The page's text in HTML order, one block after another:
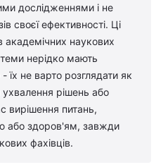
дослідженнями і не
своєї ефективності. Ці
наукових
нерідко мають
не варто розглядати як
ухвалення рішень або
вирішення питань,
або здоров'ям, завжди
фахівців.